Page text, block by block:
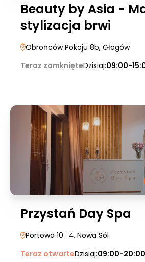
Beauty by Asia -
stylizacja brwi
Obrońców Pokoju 8b, Głogów
Teraz zamknięteDzisiaj:09:00-
Przystań Day Spa
Portowa 10 | 4, Nowa Sól
Teraz otwarteDzisiaj:09:00-20:00